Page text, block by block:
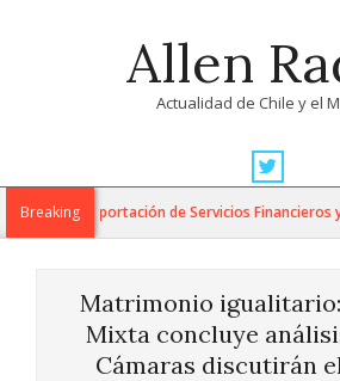
Allen
Actualidad de Chile y el
Navigation
MenuBreaking
para la Exportación de Servicios Financieros y
Matrimonio
Mixta concluye
Cámaras discutirán